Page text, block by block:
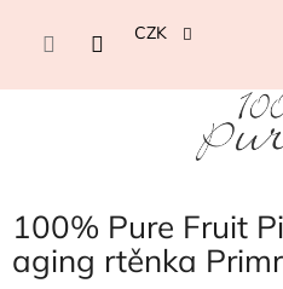
obsah
CZK
100% Pure Fruit
aging rtěnka